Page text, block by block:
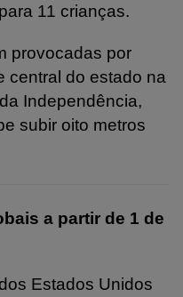
11 crianças.
provocadas por
central do estado na
Independência,
subir oito metros
a partir de 1 de
Estados Unidos